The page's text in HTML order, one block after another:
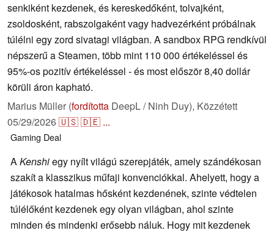
senkiként kezdenek, és kereskedőként, tolvajként,
zsoldosként, rabszolgaként vagy hadvezérként próbálnak
túlélni egy zord sivatagi világban. A sandbox RPG rendkívül
népszerű a Steamen, több mint 110 000 értékeléssel és
95%-os pozitív értékeléssel - és most először 8,40 dollár
körüli áron kapható.
Marius Müller (fordította DeepL / Ninh Duy), Közzétett
05/29/2026🇺🇸🇩🇪 ...
Gaming Deal
AKenshiegy nyílt világú szerepjáték, amely szándékosan
szakít a klasszikus műfaji konvenciókkal. Ahelyett, hogy a
játékosok hatalmas hősként kezdenének, szinte védtelen
túlélőként kezdenek egy olyan világban, ahol szinte
minden és mindenki erősebb náluk. Hogy mit kezdenek